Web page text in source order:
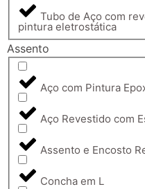
Tubo de Aço com
pintura eletrostática
Assento
Aço com Pintura
Aço Revestido com
Assento e Encosto
Concha em L